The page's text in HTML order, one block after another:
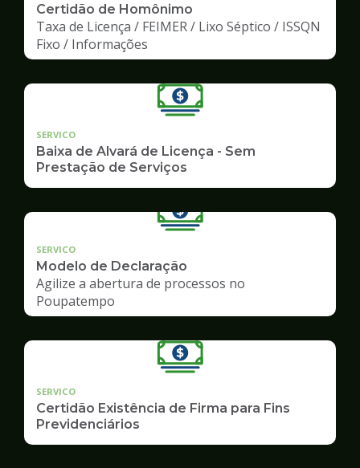
Certidão de Homônimo
Taxa de Licença / FEIMER / Lixo Séptico / ISSQN
Fixo / Informações
SERVICO
Baixa de Alvará de Licença - Sem
Prestação de Serviços
SERVICO
Modelo de Declaração
Agilize a abertura de processos no
Poupatempo
SERVICO
Certidão Existência de Firma para Fins
Previdenciários